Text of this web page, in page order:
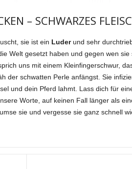
– SCHWARZES
sie ist ein Luderund sehr
Welt gesetzt haben und gegen wen sie
uns mit einem Kleinfingerschwur,
der schwatten Perle anfängst. Sie
und dein Pferd lahmt. Lass dich für
Worte, auf keinen Fall länger als
sie und vergesse sie ganz schnell